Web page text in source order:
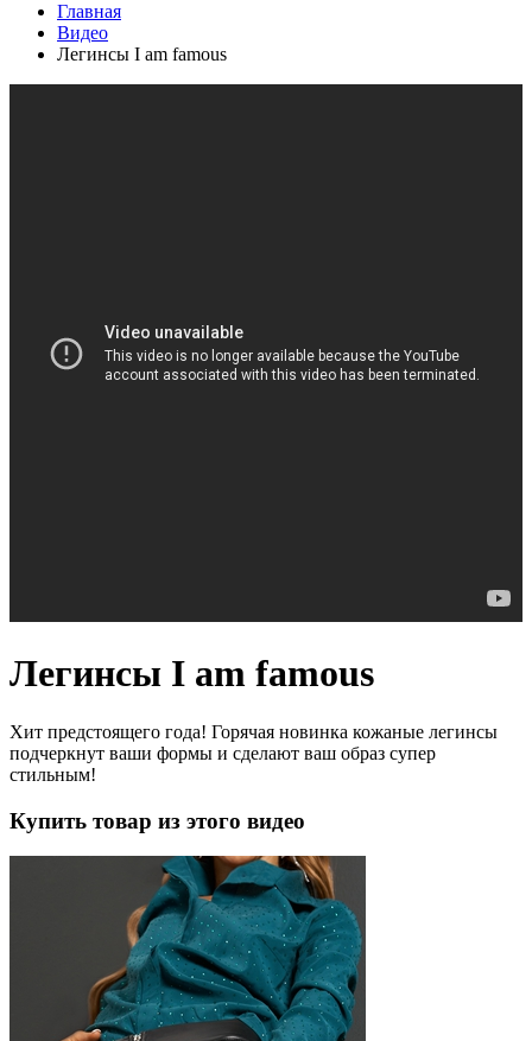
Главная
Видео
Легинсы I am famous
Легинсы I am famous
Хит предстоящего года! Горячая новинка кожаные легинсы
подчеркнут ваши формы и сделают ваш образ супер
стильным!
Купить товар из этого видео